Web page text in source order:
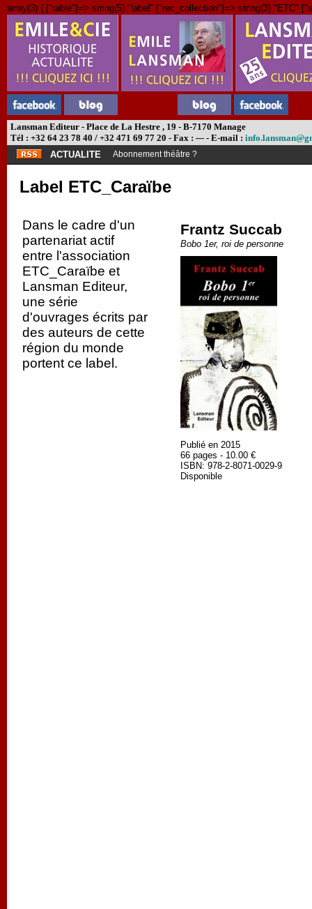
array(3) { ["table"]=> string(5) "label" ["rec_collection"]=> string(3) "ETC"
Lansman Editeur - Place de La Hestre , 19 - B-7170 Manage
Tél : +32 64 23 78 40 / +32 471 69 77 20 - Fax : --- - E-mail :
ACTUALITE
Abonnement théâtre ?
Label ETC_Caraïbe
Dans le cadre d'un
partenariat actif
entre l'association
ETC_Caraïbe et
Lansman Editeur,
une série
d'ouvrages écrits par
des auteurs de cette
région du monde
portent ce label.
Frantz Succab
Bobo 1er, roi de personne
Publié en 2015
66 pages - 10.00 €
ISBN: 978-2-8071-0029-9
Disponible